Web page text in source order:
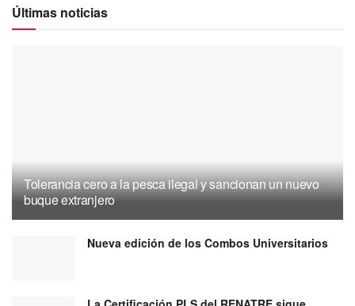
Últimas noticias
Tolerancia cero a la pesca ilegal y sancionan un nuevo
buque extranjero
Nueva edición de los Combos Universitarios